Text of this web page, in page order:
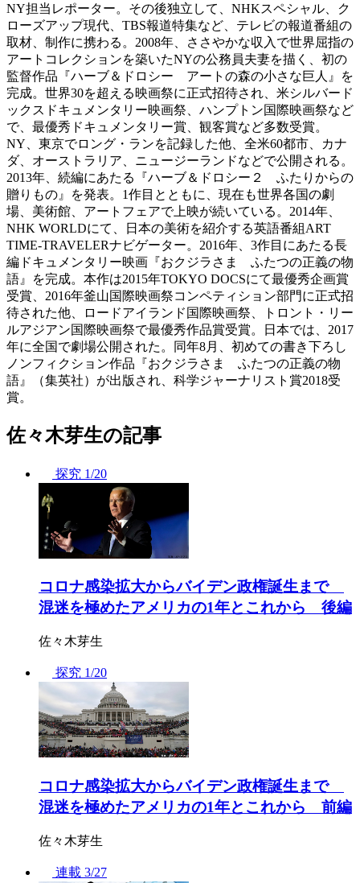
NY担当レポーター。その後独立して、NHKスペシャル、ク
ローズアップ現代、TBS報道特集など、テレビの報道番組の
取材、制作に携わる。2008年、ささやかな収入で世界屈指の
アートコレクションを築いたNYの公務員夫妻を描く、初の
監督作品『ハーブ＆ドロシー アートの森の小さな巨人』を
完成。世界30を超える映画祭に正式招待され、米シルバード
ックスドキュメンタリー映画祭、ハンプトン国際映画祭など
で、最優秀ドキュメンタリー賞、観客賞など多数受賞。
NY、東京でロング・ランを記録した他、全米60都市、カナ
ダ、オーストラリア、ニュージーランドなどで公開される。
2013年、続編にあたる『ハーブ＆ドロシー２ ふたりからの
贈りもの』を発表。1作目とともに、現在も世界各国の劇
場、美術館、アートフェアで上映が続いている。2014年、
NHK WORLDにて、日本の美術を紹介する英語番組ART
TIME-TRAVELERナビゲーター。2016年、3作目にあたる長
編ドキュメンタリー映画『おクジラさま ふたつの正義の物
語』を完成。本作は2015年TOKYO DOCSにて最優秀企画賞
受賞、2016年釜山国際映画祭コンペティション部門に正式招
待された他、ロードアイランド国際映画祭、トロント・リー
ルアジアン国際映画祭で最優秀作品賞受賞。日本では、2017
年に全国で劇場公開された。同年8月、初めての書き下ろし
ノンフィクション作品『おクジラさま ふたつの正義の物
語』（集英社）が出版され、科学ジャーナリスト賞2018受
賞。
佐々木芽生の記事
探究 1/20
コロナ感染拡大からバイデン政権誕生まで
混迷を極めたアメリカの1年とこれから 後編
佐々木芽生
探究 1/20
コロナ感染拡大からバイデン政権誕生まで
混迷を極めたアメリカの1年とこれから 前編
佐々木芽生
連載 3/27